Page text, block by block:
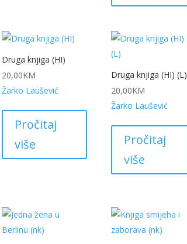
Druga knjiga (HI)
20,00KM
Žarko Laušević
Pročitaj
više
Druga knjiga (HI) (L)
20,00KM
Žarko Laušević
Pročitaj
više